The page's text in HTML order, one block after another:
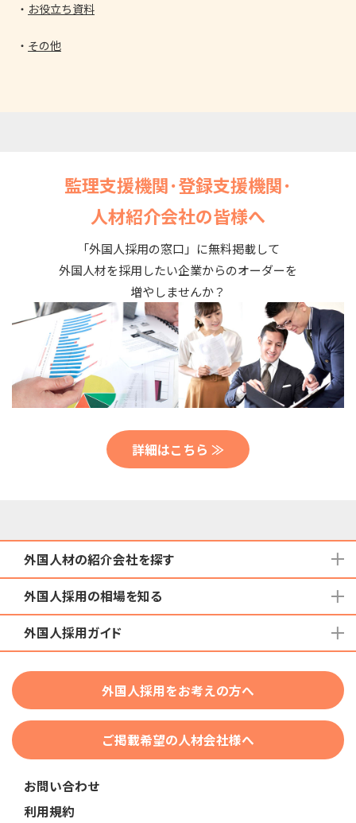
お役立ち資料
その他
監理支援機関･登録支援機関･
人材紹介会社の皆様へ
「外国人採用の窓口」に無料掲載して
外国人材を採用したい企業からのオーダーを
増やしませんか？
詳細はこちら ≫
外国人材の紹介会社を探す
地域から検索する
国籍から検索する
在留資格から検索する
団体種別から探す
業界・職種から検索する
外国人採用の相場を知る
育成就労外国人の受け入れ相場
技人国・高度人材の受け入れ相場
外国人採用ガイド
特定技能
技術・人文知識・国際業務
外国人採用をお考えの方へ
ご掲載希望の人材会社様へ
お問い合わせ
利用規約